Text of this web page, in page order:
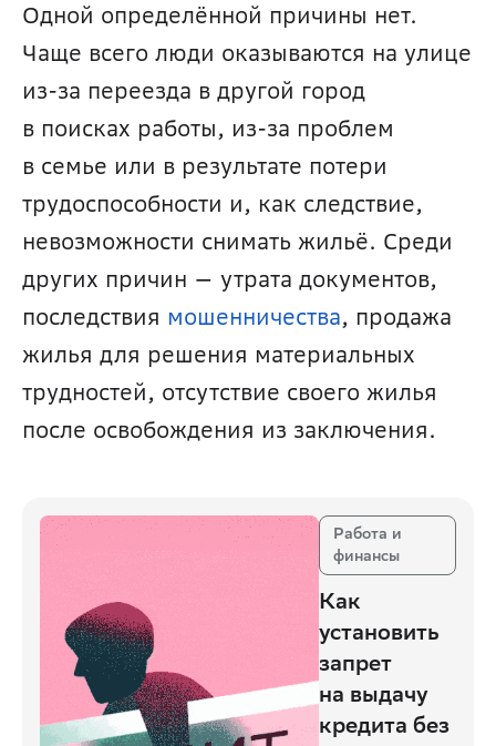
Одной определённой причины нет.
Чаще всего люди оказываются на улице
из-за переезда в другой город
в поисках работы, из-за проблем
в семье или в результате потери
трудоспособности и, как следствие,
невозможности снимать жильё. Среди
других причин — утрата документов,
последствия мошенничества, продажа
жилья для решения материальных
трудностей, отсутствие своего жилья
после освобождения из заключения.
Работа и
финансы
Как
установить
запрет
на выдачу
кредита без